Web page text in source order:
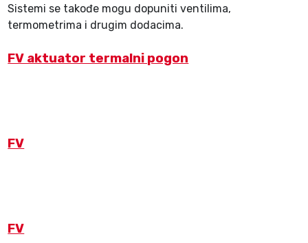
Sistemi se takođe mogu dopuniti ventilima,
termometrima i drugim dodacima.
FV aktuator termalni pogon
FV
FV